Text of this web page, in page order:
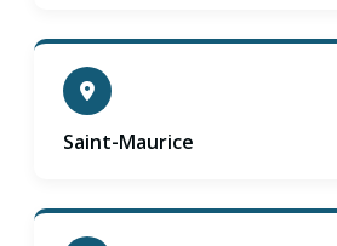
Saint-Maurice